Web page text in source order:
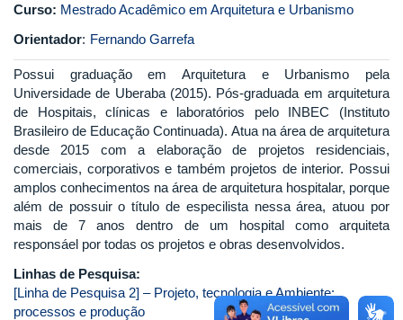
Curso: Mestrado Acadêmico em Arquitetura e Urbanismo
Orientador: Fernando Garrefa
Possui graduação em Arquitetura e Urbanismo pela
Universidade de Uberaba (2015). Pós-graduada em arquitetura
de Hospitais, clínicas e laboratórios pelo INBEC (Instituto
Brasileiro de Educação Continuada). Atua na área de arquitetura
desde 2015 com a elaboração de projetos residenciais,
comerciais, corporativos e também projetos de interior. Possui
amplos conhecimentos na área de arquitetura hospitalar, porque
além de possuir o título de especilista nessa área, atuou por
mais de 7 anos dentro de um hospital como arquiteta
responsáel por todas os projetos e obras desenvolvidos.
Linhas de Pesquisa:
[Linha de Pesquisa 2] – Projeto, tecnologia e Ambiente:
processos e produção